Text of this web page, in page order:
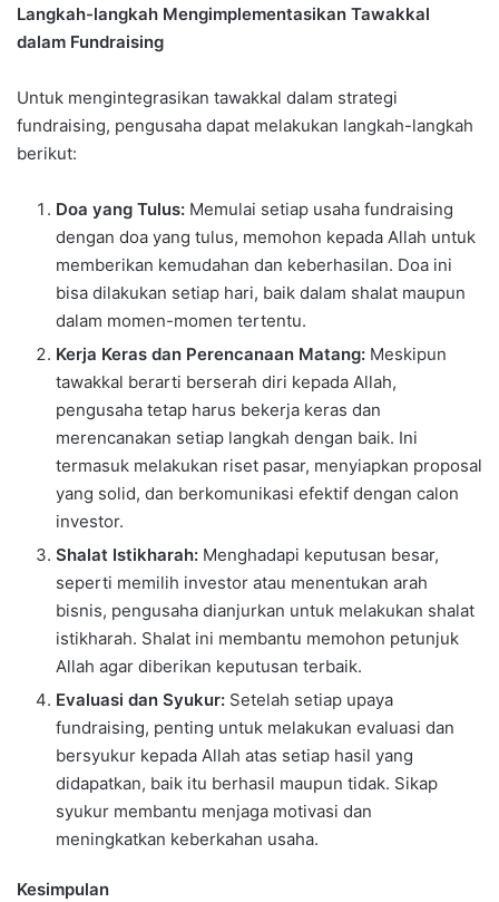
Langkah-langkah Mengimplementasikan Tawakkal
dalam Fundraising
Untuk mengintegrasikan tawakkal dalam strategi
fundraising, pengusaha dapat melakukan langkah-langkah
berikut:
Doa yang Tulus: Memulai setiap usaha fundraising
dengan doa yang tulus, memohon kepada Allah untuk
memberikan kemudahan dan keberhasilan. Doa ini
bisa dilakukan setiap hari, baik dalam shalat maupun
dalam momen-momen tertentu.
Kerja Keras dan Perencanaan Matang: Meskipun
tawakkal berarti berserah diri kepada Allah,
pengusaha tetap harus bekerja keras dan
merencanakan setiap langkah dengan baik. Ini
termasuk melakukan riset pasar, menyiapkan proposal
yang solid, dan berkomunikasi efektif dengan calon
investor.
Shalat Istikharah: Menghadapi keputusan besar,
seperti memilih investor atau menentukan arah
bisnis, pengusaha dianjurkan untuk melakukan shalat
istikharah. Shalat ini membantu memohon petunjuk
Allah agar diberikan keputusan terbaik.
Evaluasi dan Syukur: Setelah setiap upaya
fundraising, penting untuk melakukan evaluasi dan
bersyukur kepada Allah atas setiap hasil yang
didapatkan, baik itu berhasil maupun tidak. Sikap
syukur membantu menjaga motivasi dan
meningkatkan keberkahan usaha.
Kesimpulan